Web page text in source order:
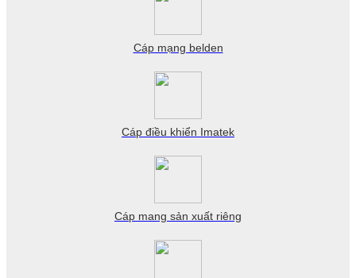
Cáp mạng belden
Cáp điều khiển Imatek
Cáp mang sản xuất riêng